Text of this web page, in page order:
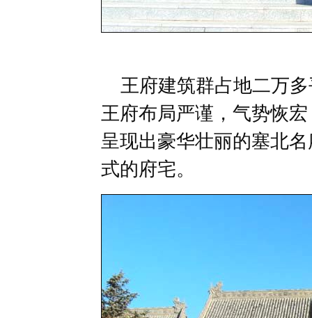
王府建筑群占地二万多
王府布局严谨，气势恢
呈现出豪华壮丽的塞北
式的府宅。